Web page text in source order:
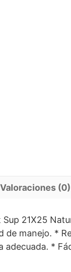
Valoraciones (0)
Sup 21X25
de manejo. *
adecuada. *